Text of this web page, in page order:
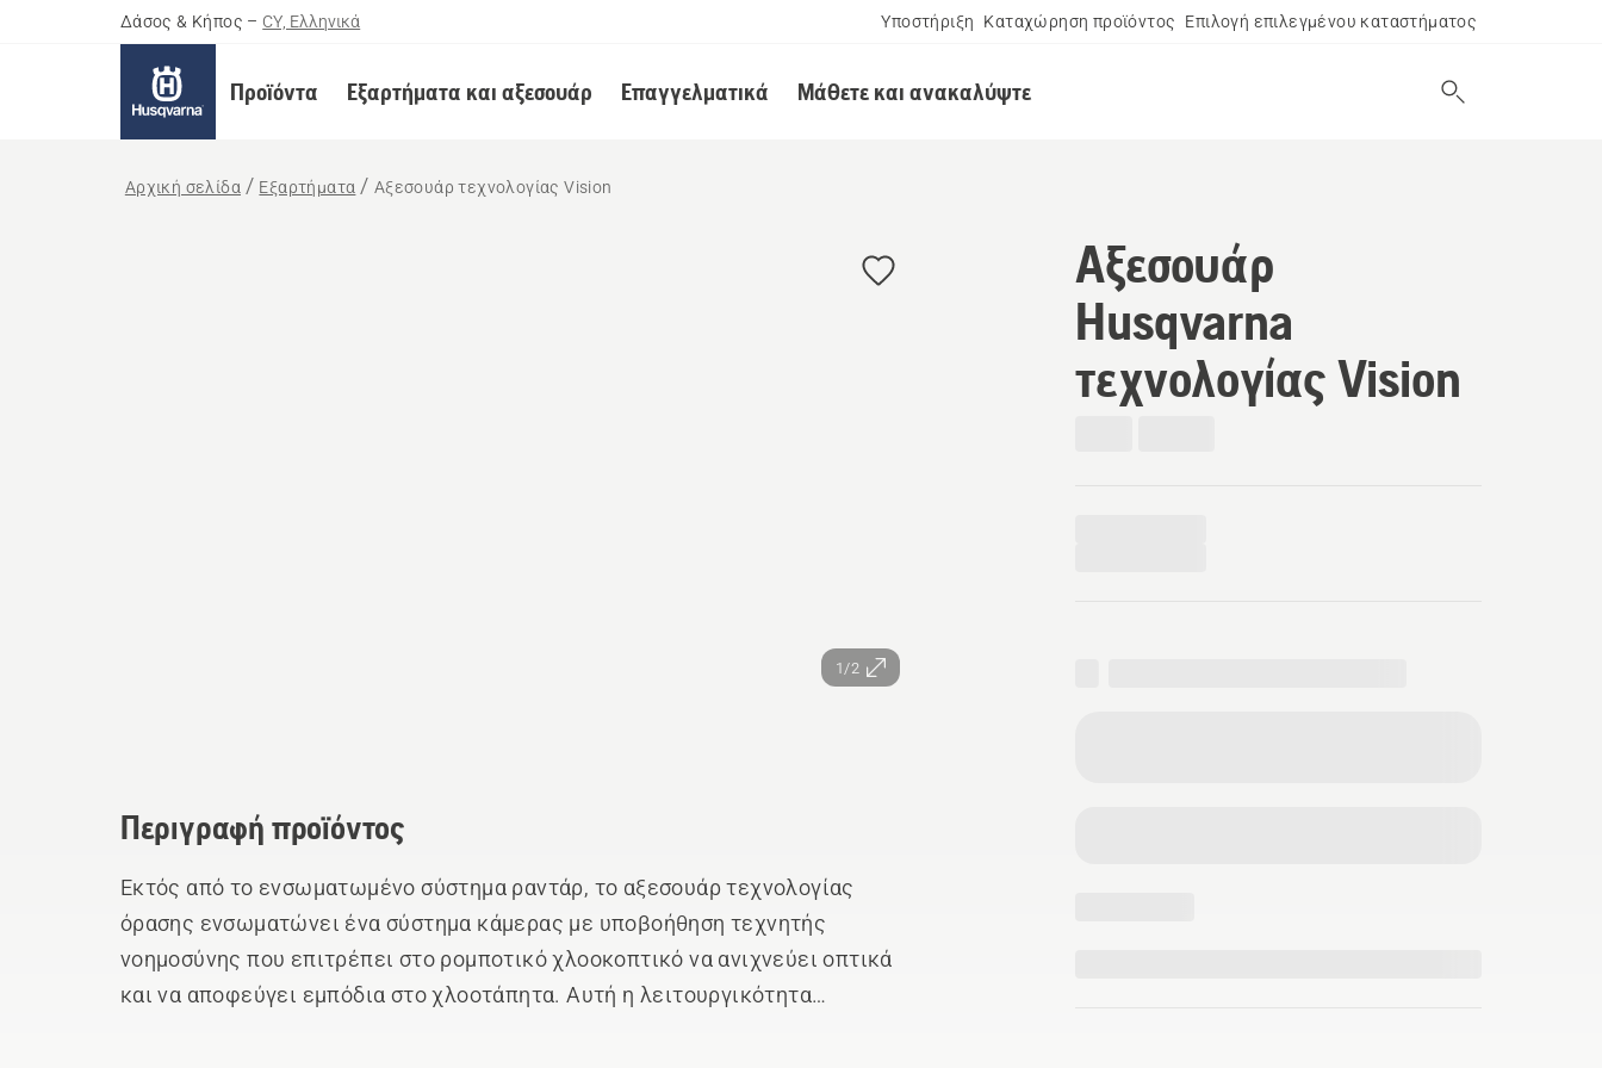
Δάσος & Κήπος – CY, Ελληνικά Υποστήριξη Καταχώρηση προϊόντος Επιλογή επιλεγμένου καταστήματος
Προϊόντα Εξαρτήματα και αξεσουάρ Επαγγελματικά Μάθετε και ανακαλύψτε
Αρχική σελίδα Εξαρτήματα Αξεσουάρ τεχνολογίας Vision
1/2
Αξεσουάρ
Husqvarna
τεχνολογίας Vision
Περιγραφή προϊόντος
Εκτός από το ενσωματωμένο σύστημα ραντάρ, το αξεσουάρ τεχνολογίας
όρασης ενσωματώνει ένα σύστημα κάμερας με υποβοήθηση τεχνητής
νοημοσύνης που επιτρέπει στο ρομποτικό χλοοκοπτικό να ανιχνεύει οπτικά
και να αποφεύγει εμπόδια στο χλοοτάπητα. Αυτή η λειτουργικότητα